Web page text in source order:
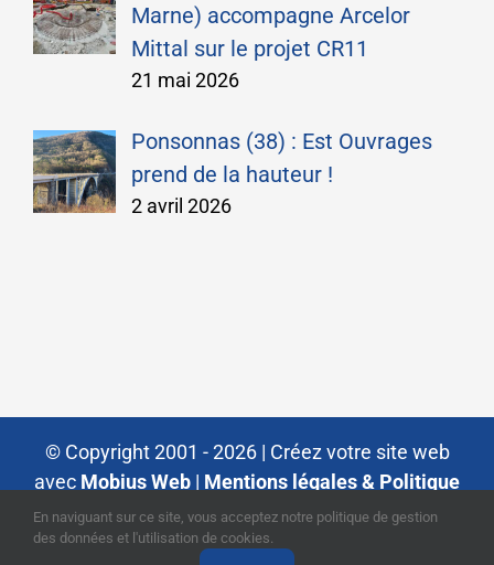
Marne) accompagne Arcelor
Mittal sur le projet CR11
21 mai 2026
Ponsonnas (38) : Est Ouvrages
prend de la hauteur !
2 avril 2026
© Copyright 2001 -2026 | Créez votre site web
avec Mobius Web | Mentions légales & Politique
de Confidentialité| Tous droits réservés
En naviguant sur ce site, vous acceptez notre politique de gestion
des données et l'utilisation de cookies.